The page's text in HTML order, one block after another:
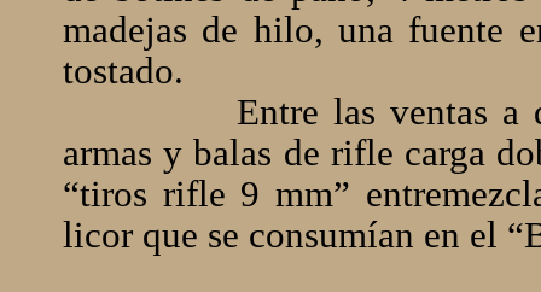
madejas de hilo, una fuente
tostado.
Entre las ventas a
armas y balas de rifle carga
“tiros rifle 9 mm”
licor que se consumían en el